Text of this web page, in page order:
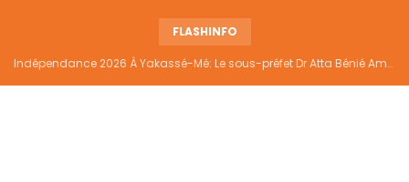
FLASHINFO
Indépendance 2026 À Yakassé-Mé: Le sous-préfet Dr Atta Bénié Amédé appelle à l’unité, à la sécurité et au développement